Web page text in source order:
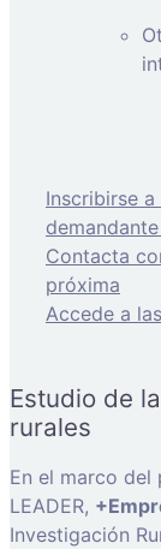
Inscribirse
Contacta
próxima
Accede a
Estudio de
rurales
En el marco
LEADER,
Investigación